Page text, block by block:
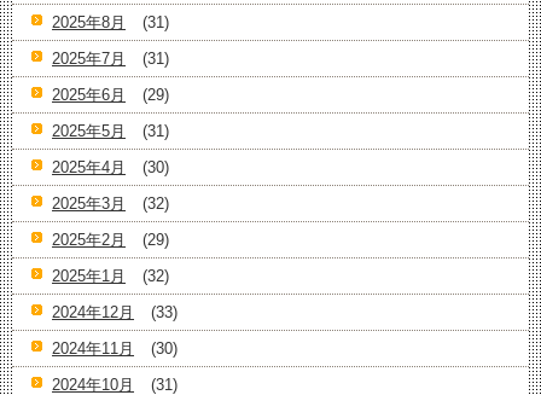
2025年8月
(31)
2025年7月
(31)
2025年6月
(29)
2025年5月
(31)
2025年4月
(30)
2025年3月
(32)
2025年2月
(29)
2025年1月
(32)
2024年12月
(33)
2024年11月
(30)
2024年10月
(31)